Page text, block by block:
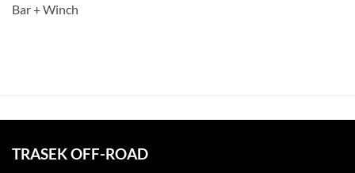
Bar + Winch
TRASEK OFF-ROAD